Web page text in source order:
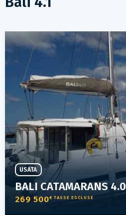
BALI CATAMARANS 4.0
269 500€ TASSE ESCLUSE
USATA